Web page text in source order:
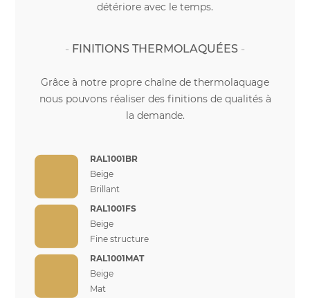
détériore avec le temps.
FINITIONS THERMOLAQUÉES
Grâce à notre propre chaîne de thermolaquage
nous pouvons réaliser des finitions de qualités à
la demande.
RAL1001BR
Beige
Brillant
RAL1001FS
Beige
Fine structure
RAL1001MAT
Beige
Mat